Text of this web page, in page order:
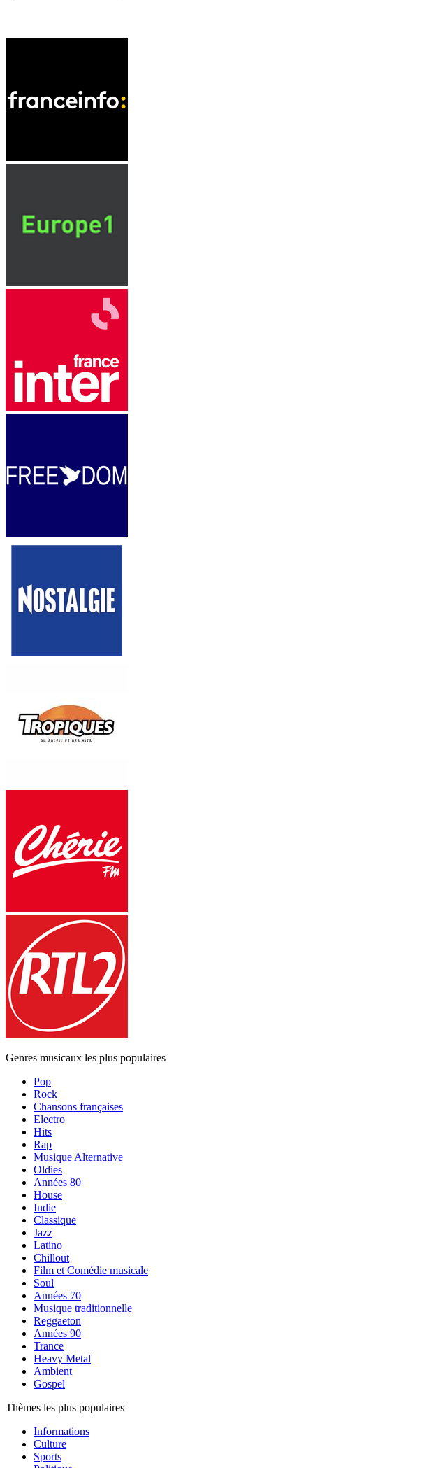
Genres musicaux les plus populaires
Pop
Rock
Chansons françaises
Electro
Hits
Rap
Musique Alternative
Oldies
Années 80
House
Indie
Classique
Jazz
Latino
Chillout
Film et Comédie musicale
Soul
Années 70
Musique traditionnelle
Reggaeton
Années 90
Trance
Heavy Metal
Ambient
Gospel
Thèmes les plus populaires
Informations
Culture
Sports